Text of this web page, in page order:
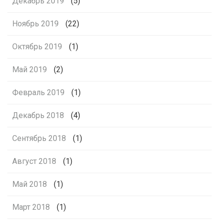
Ноябрь 2019 (22)
Октябрь 2019 (1)
Май 2019 (2)
Февраль 2019 (1)
Декабрь 2018 (4)
Сентябрь 2018 (1)
Август 2018 (1)
Май 2018 (1)
Март 2018 (1)